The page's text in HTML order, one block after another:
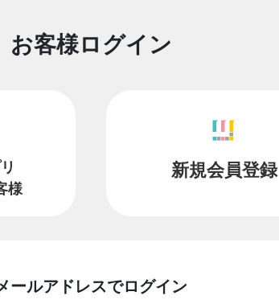
お客様ログイン
様
新規会員登録
ールアドレスでログイン